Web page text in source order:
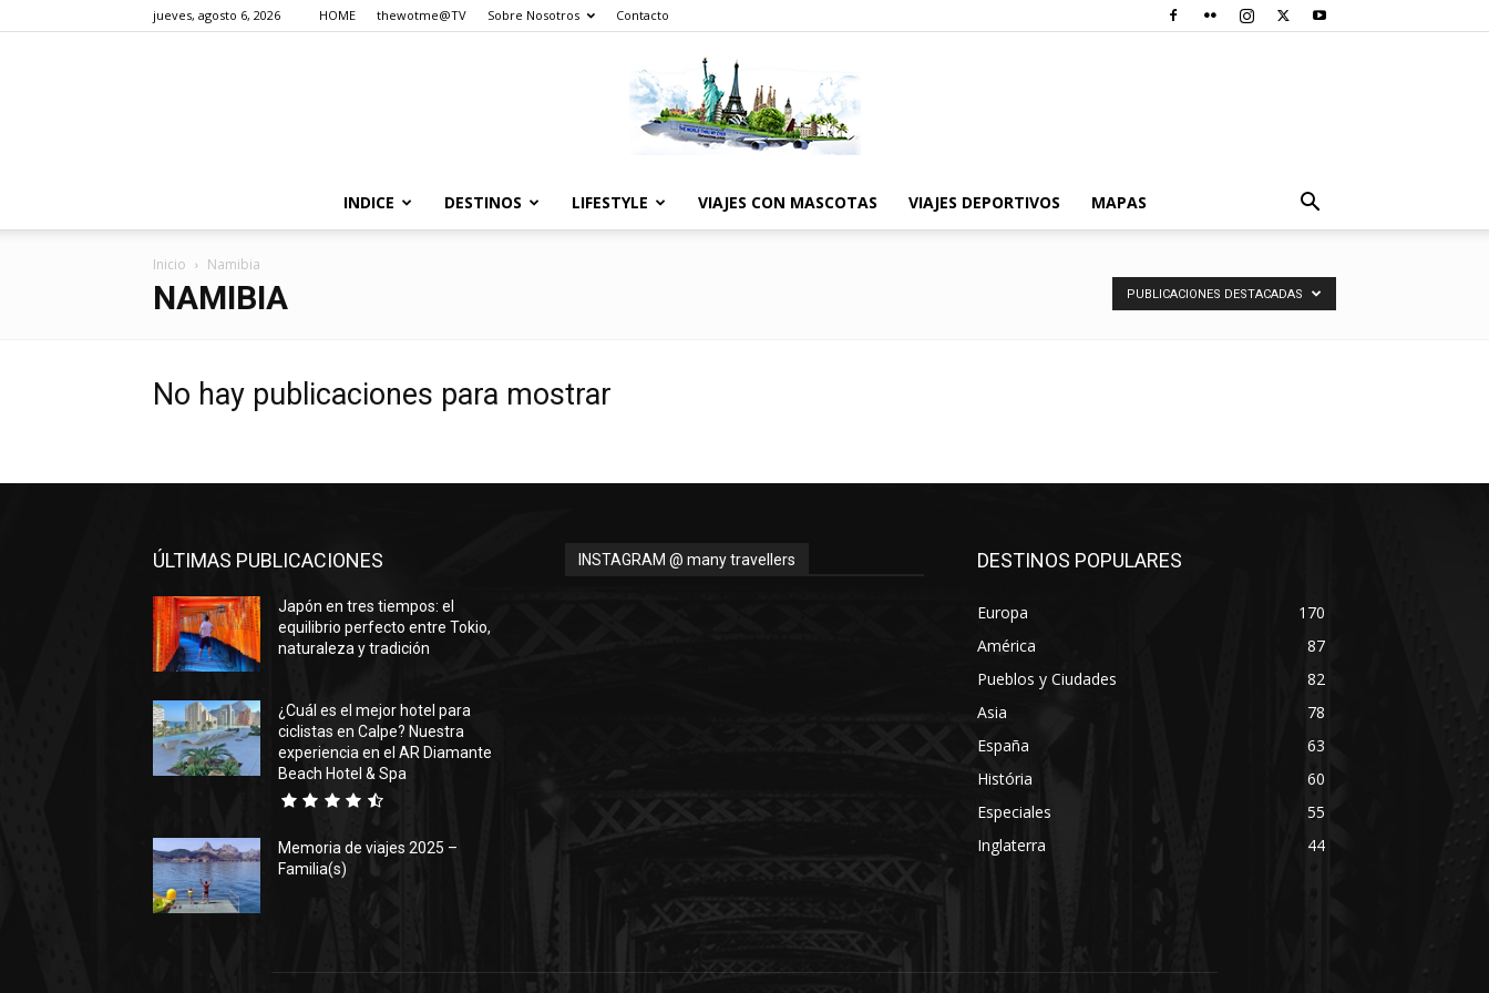
jueves, agosto 6, 2026 HOME thewotme@TV Sobre Nosotros Contacto
The
INDICE DESTINOS LIFESTYLE VIAJES CON MASCOTAS VIAJES DEPORTIVOS MAPAS
Inicio Namibia
NAMIBIA PUBLICACIONES DESTACADAS
No hay publicaciones para mostrar
ÚLTIMAS PUBLICACIONES
Japón en tres tiempos: el
equilibrio perfecto entre Tokio,
naturaleza y tradición
¿Cuál es el mejor hotel para
ciclistas en Calpe? Nuestra
experiencia en el AR Diamante
Beach Hotel & Spa
Memoria de viajes 2025 –
Familia(s)
INSTAGRAM @ many travellers DESTINOS POPULARES
Europa
170
América
87
Pueblos y Ciudades
82
Asia
78
España
63
História
60
Especiales
55
Inglaterra
44